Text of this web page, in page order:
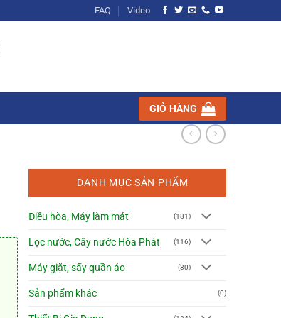
FAQ Video
GIỎ HÀNG
DANH MỤC SẢN PHẨM
Điều hòa, Máy làm mát (181)
Lọc nước, Cây nước Hòa Phát (116)
Máy giặt, sấy quần áo (30)
Sản phẩm khác (0)